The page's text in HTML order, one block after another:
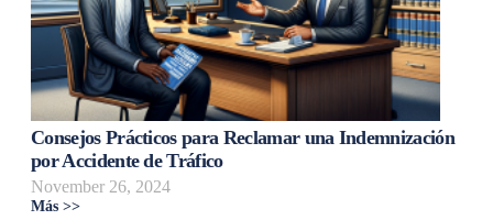
Consejos Prácticos para Reclamar una Indemnización
por Accidente de Tráfico
November 26, 2024
Más >>